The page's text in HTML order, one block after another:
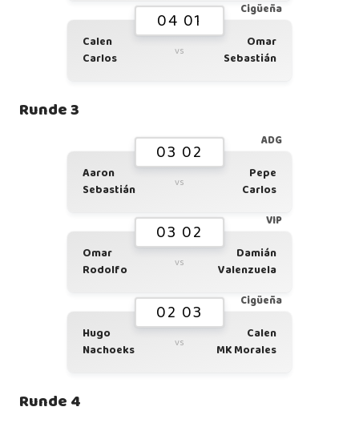
Cigüeña
04 01
Calen
Carlos
vs
Omar
Sebastián
Runde 3
ADG
03 02
Aaron
Sebastián
vs
Pepe
Carlos
VIP
03 02
Omar
Rodolfo
vs
Damián
Valenzuela
Cigüeña
02 03
Hugo
Nachoeks
vs
Calen
MK Morales
Runde 4